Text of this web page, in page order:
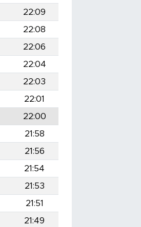
22:09
22:08
22:06
22:04
22:03
22:01
22:00
21:58
21:56
21:54
21:53
21:51
21:49